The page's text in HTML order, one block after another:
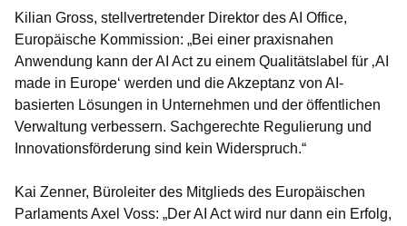
Kilian Gross, stellvertretender Direktor des AI Office,
Europäische Kommission: „Bei einer praxisnahen
Anwendung kann der AI Act zu einem Qualitätslabel für ‚AI
made in Europe‘ werden und die Akzeptanz von AI-
basierten Lösungen in Unternehmen und der öffentlichen
Verwaltung verbessern. Sachgerechte Regulierung und
Innovationsförderung sind kein Widerspruch.“
Kai Zenner, Büroleiter des Mitglieds des Europäischen
Parlaments Axel Voss: „Der AI Act wird nur dann ein Erfolg,